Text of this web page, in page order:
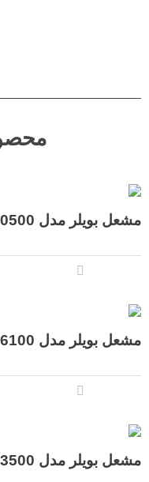
مشعل بویلر مدل BGB10500
مشعل بویلر مدل BGB6100
مشعل بویلر مدل BGB3500